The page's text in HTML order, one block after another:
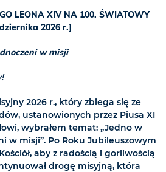
LEONA XIV NA 100. ŚWIATOWY
2026 r.]
w misji
2026 r., który zbiega się ze
ustanowionych przez Piusa XI
wybrałem temat: „Jedno w
w misji”. Po Roku Jubileuszowym
aby z radością i gorliwością
drogę misyjną, która